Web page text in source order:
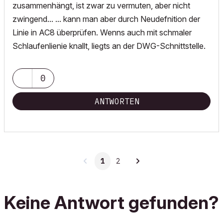
zusammenhängt, ist zwar zu vermuten, aber nicht
zwingend... ... kann man aber durch Neudefnition der
Linie in AC8 überprüfen. Wenns auch mit schmaler
Schlaufenlienie knallt, liegts an der DWG-Schnittstelle.
0
ANTWORTEN
1 2
Keine Antwort gefunden?